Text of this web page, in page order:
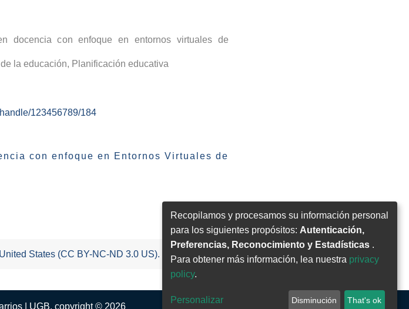
docencia con enfoque en entornos virtuales de
la educación, Planificación educativa
123456789/184
con enfoque en Entornos Virtuales de
States (CC BY-NC-ND 3.0 US).
| UGB. copyright © 2026
Recopilamos y procesamos su información personal
para los siguientes propósitos: Autenticación,
Preferencias, Reconocimiento y Estadísticas .
Para obtener más información, lea nuestra privacy
policy.
Personalizar Disminución That's ok